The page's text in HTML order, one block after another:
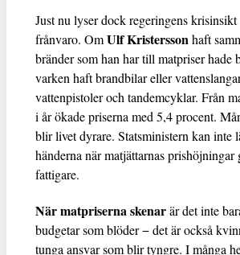
Just nu lyser dock regeringens krisinsikt
frånvaro. OmUlf Kristerssonhaft
bränder som han har till matpriser hade
varken haft brandbilar eller
vattenpistoler och tandemcyklar. Från
i år ökade priserna med 5,4 procent.
blir livet dyrare. Statsministern kan inte
händerna när matjättarnas
fattigare.
När matpriserna skenarär det inte
budgetar som blöder − det är också
tunga ansvar som blir tyngre. I många